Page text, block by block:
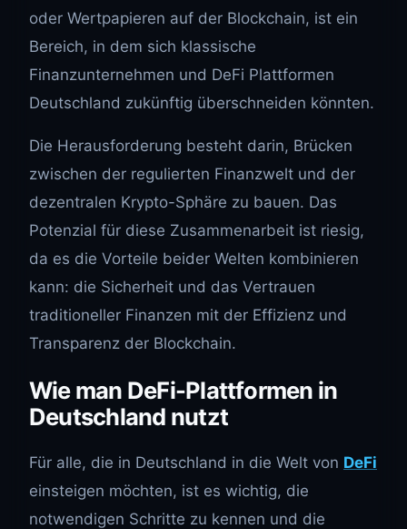
oder Wertpapieren auf der Blockchain, ist ein
Bereich, in dem sich klassische
Finanzunternehmen und DeFi Plattformen
Deutschland zukünftig überschneiden könnten.
Die Herausforderung besteht darin, Brücken
zwischen der regulierten Finanzwelt und der
dezentralen Krypto-Sphäre zu bauen. Das
Potenzial für diese Zusammenarbeit ist riesig,
da es die Vorteile beider Welten kombinieren
kann: die Sicherheit und das Vertrauen
traditioneller Finanzen mit der Effizienz und
Transparenz der Blockchain.
Wie man DeFi-Plattformen in
Deutschland nutzt
Für alle, die in Deutschland in die Welt von DeFi
einsteigen möchten, ist es wichtig, die
notwendigen Schritte zu kennen und die